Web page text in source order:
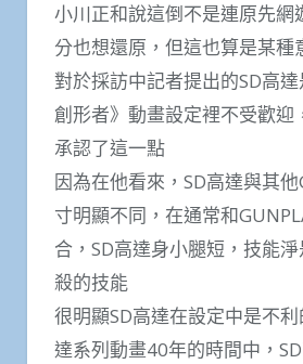
小川正和說這倒不是連原先網
分也想還原，但這也算是某種
對於採訪中記者提出的SD高
創形者》動畫設定裡不受歡迎
承認了這一點
因為在他看來，SD高達與其
寸明顯不同，在通常和
合，SD高達身小腿短，技能
殺的技能
很明顯SD高達在設定中是不
達系列動畫40年的時間中，